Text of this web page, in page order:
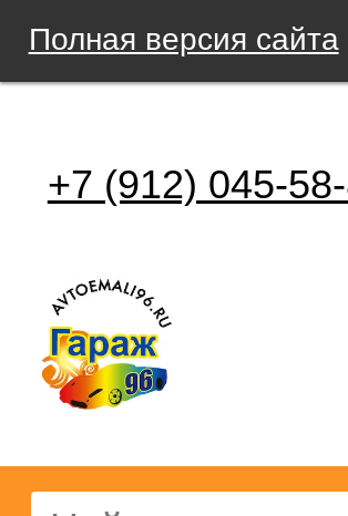
Полная версия сайта
+7 (912) 045-